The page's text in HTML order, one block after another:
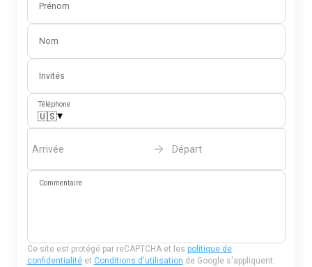
Prénom
Nom
Invités
Téléphone
🇺🇸▾
Arrivée Départ
Commentaire
Ce site est protégé par reCAPTCHA et les politique de
confidentialitéet Conditions d'utilisation de Google s'appliquent.